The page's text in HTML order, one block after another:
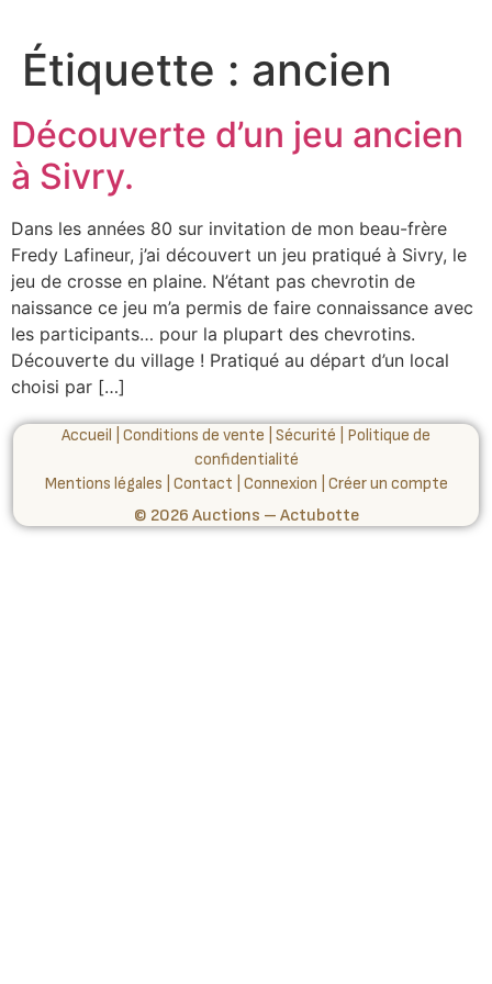
Étiquette : ancien
Découverte d’un jeu ancien
à Sivry.
Dans les années 80 sur invitation de mon beau-frère
Fredy Lafineur, j’ai découvert un jeu pratiqué à Sivry, le
jeu de crosse en plaine. N’étant pas chevrotin de
naissance ce jeu m’a permis de faire connaissance avec
les participants… pour la plupart des chevrotins.
Découverte du village ! Pratiqué au départ d’un local
choisi par […]
Accueil Conditions de vente Sécurité
Politique de
confidentialité
Mentions légales Contact Connexion Créer un compte
© 2026 Auctions – Actubotte